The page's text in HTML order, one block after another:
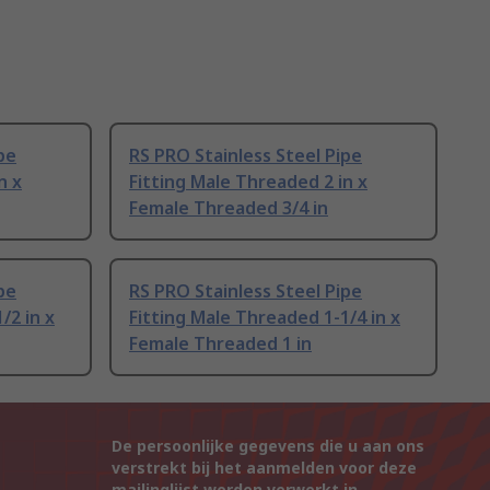
x
RS PRO Stainless Steel Pipe
Fitting Male Threaded 2 in x
Female Threaded 3/4 in
2 in x
RS PRO Stainless Steel Pipe
Fitting Male Threaded 1-1/4 in x
Female Threaded 1 in
De persoonlijke gegevens die u aan ons
verstrekt bij het aanmelden voor deze